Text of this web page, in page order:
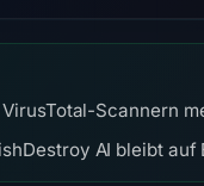
Scannern
AI bleibt